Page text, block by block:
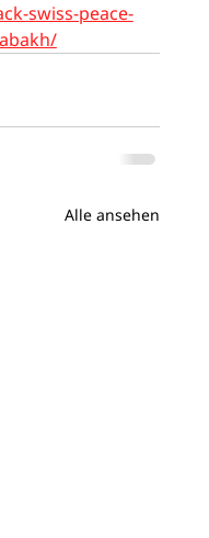
swiss-peace-
Alle ansehen